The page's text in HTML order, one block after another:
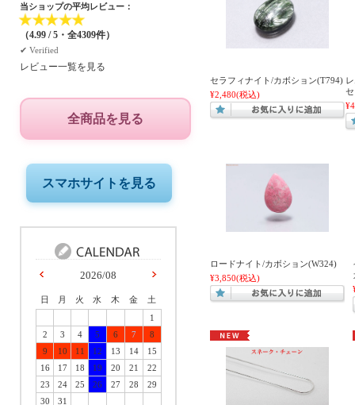
セラフィナイト/カボション(T794)
¥2,480(税込)
ロードナイト/カボション(W324)
¥3,850(税込)
当ショップの平均レビュー：
★★★★★
（4.99 / 5・全4309件）
✔︎ Verified
レビュー一覧を見る
全商品を見る
スマホサイトを見る
2026/08
日 月 火 水 木 金
土
1
2
3 4 5 6 7
8
9
10 11 12 13 14
15
16
17 18 19 20 21
22
23
24 25 26 27 28
29
30
31